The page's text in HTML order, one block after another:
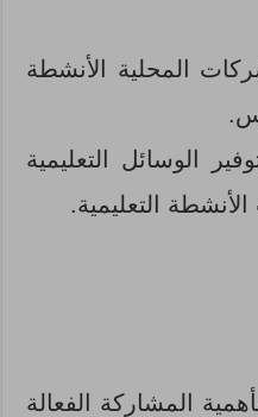
المحلية الأنشطة
الوسائل التعليمية
الأنشطة التعليمية.
المشاركة الفعالة